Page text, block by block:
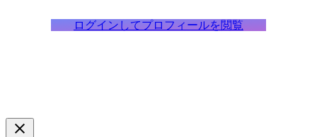
ログインしてプロフィールを閲覧